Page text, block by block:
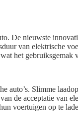
De nieuwste
van elektrische
het gebruiksgemak
auto’s. Slimme
de acceptatie van
voertuigen op te